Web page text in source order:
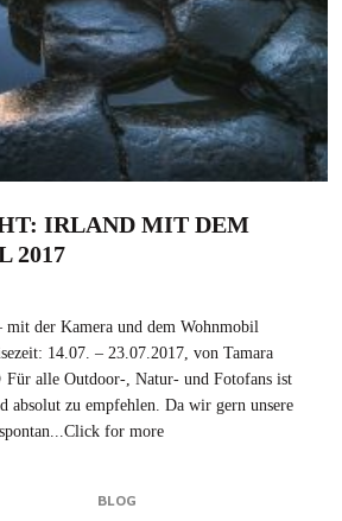
IRLAND MIT DEM
2017
mit der Kamera und dem Wohnmobil
14.07. – 23.07.2017, von Tamara
alle Outdoor-, Natur- und Fotofans ist
absolut zu empfehlen. Da wir gern unsere
for more
BLOG